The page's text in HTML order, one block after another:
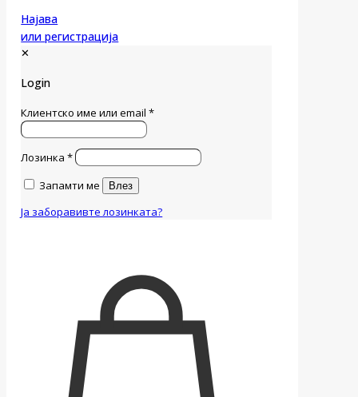
Најава
или регистрација
✕
Login
Клиентско име или email*
Лозинка*
Запамти ме
Влез
Ја заборавивте лозинката?